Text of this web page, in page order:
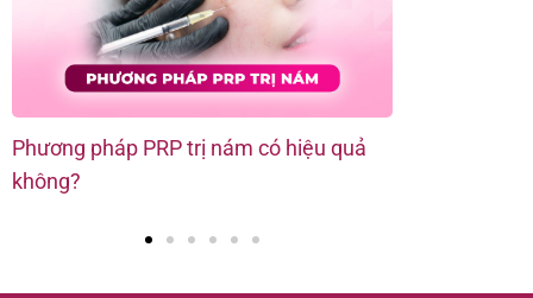
Phương pháp PRP trị nám có hiệu quả
không?